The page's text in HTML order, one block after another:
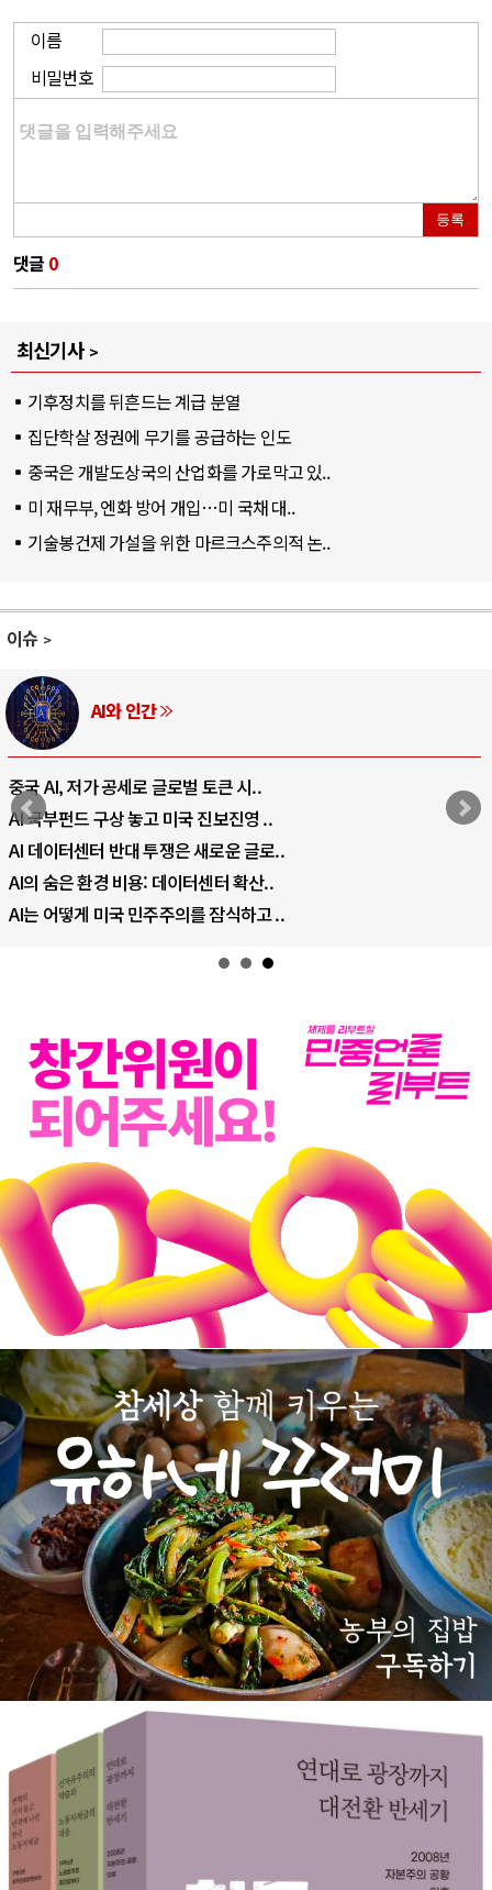
이름
비밀번호
등록
댓글 0
최신기사
기후정치를 뒤흔드는 계급 분열
집단학살 정권에 무기를 공급하는 인도
중국은 개발도상국의 산업화를 가로막고 있..
미 재무부, 엔화 방어 개입…미 국채 대..
기술봉건제 가설을 위한 마르크스주의적 논..
이슈
AI와 인간
중국 AI, 저가 공세로 글로벌 토큰 시..
AI 국부펀드 구상 놓고 미국 진보진영 ..
AI 데이터센터 반대 투쟁은 새로운 글로..
AI의 숨은 환경 비용: 데이터센터 확산..
AI는 어떻게 미국 민주주의를 잠식하고 ..